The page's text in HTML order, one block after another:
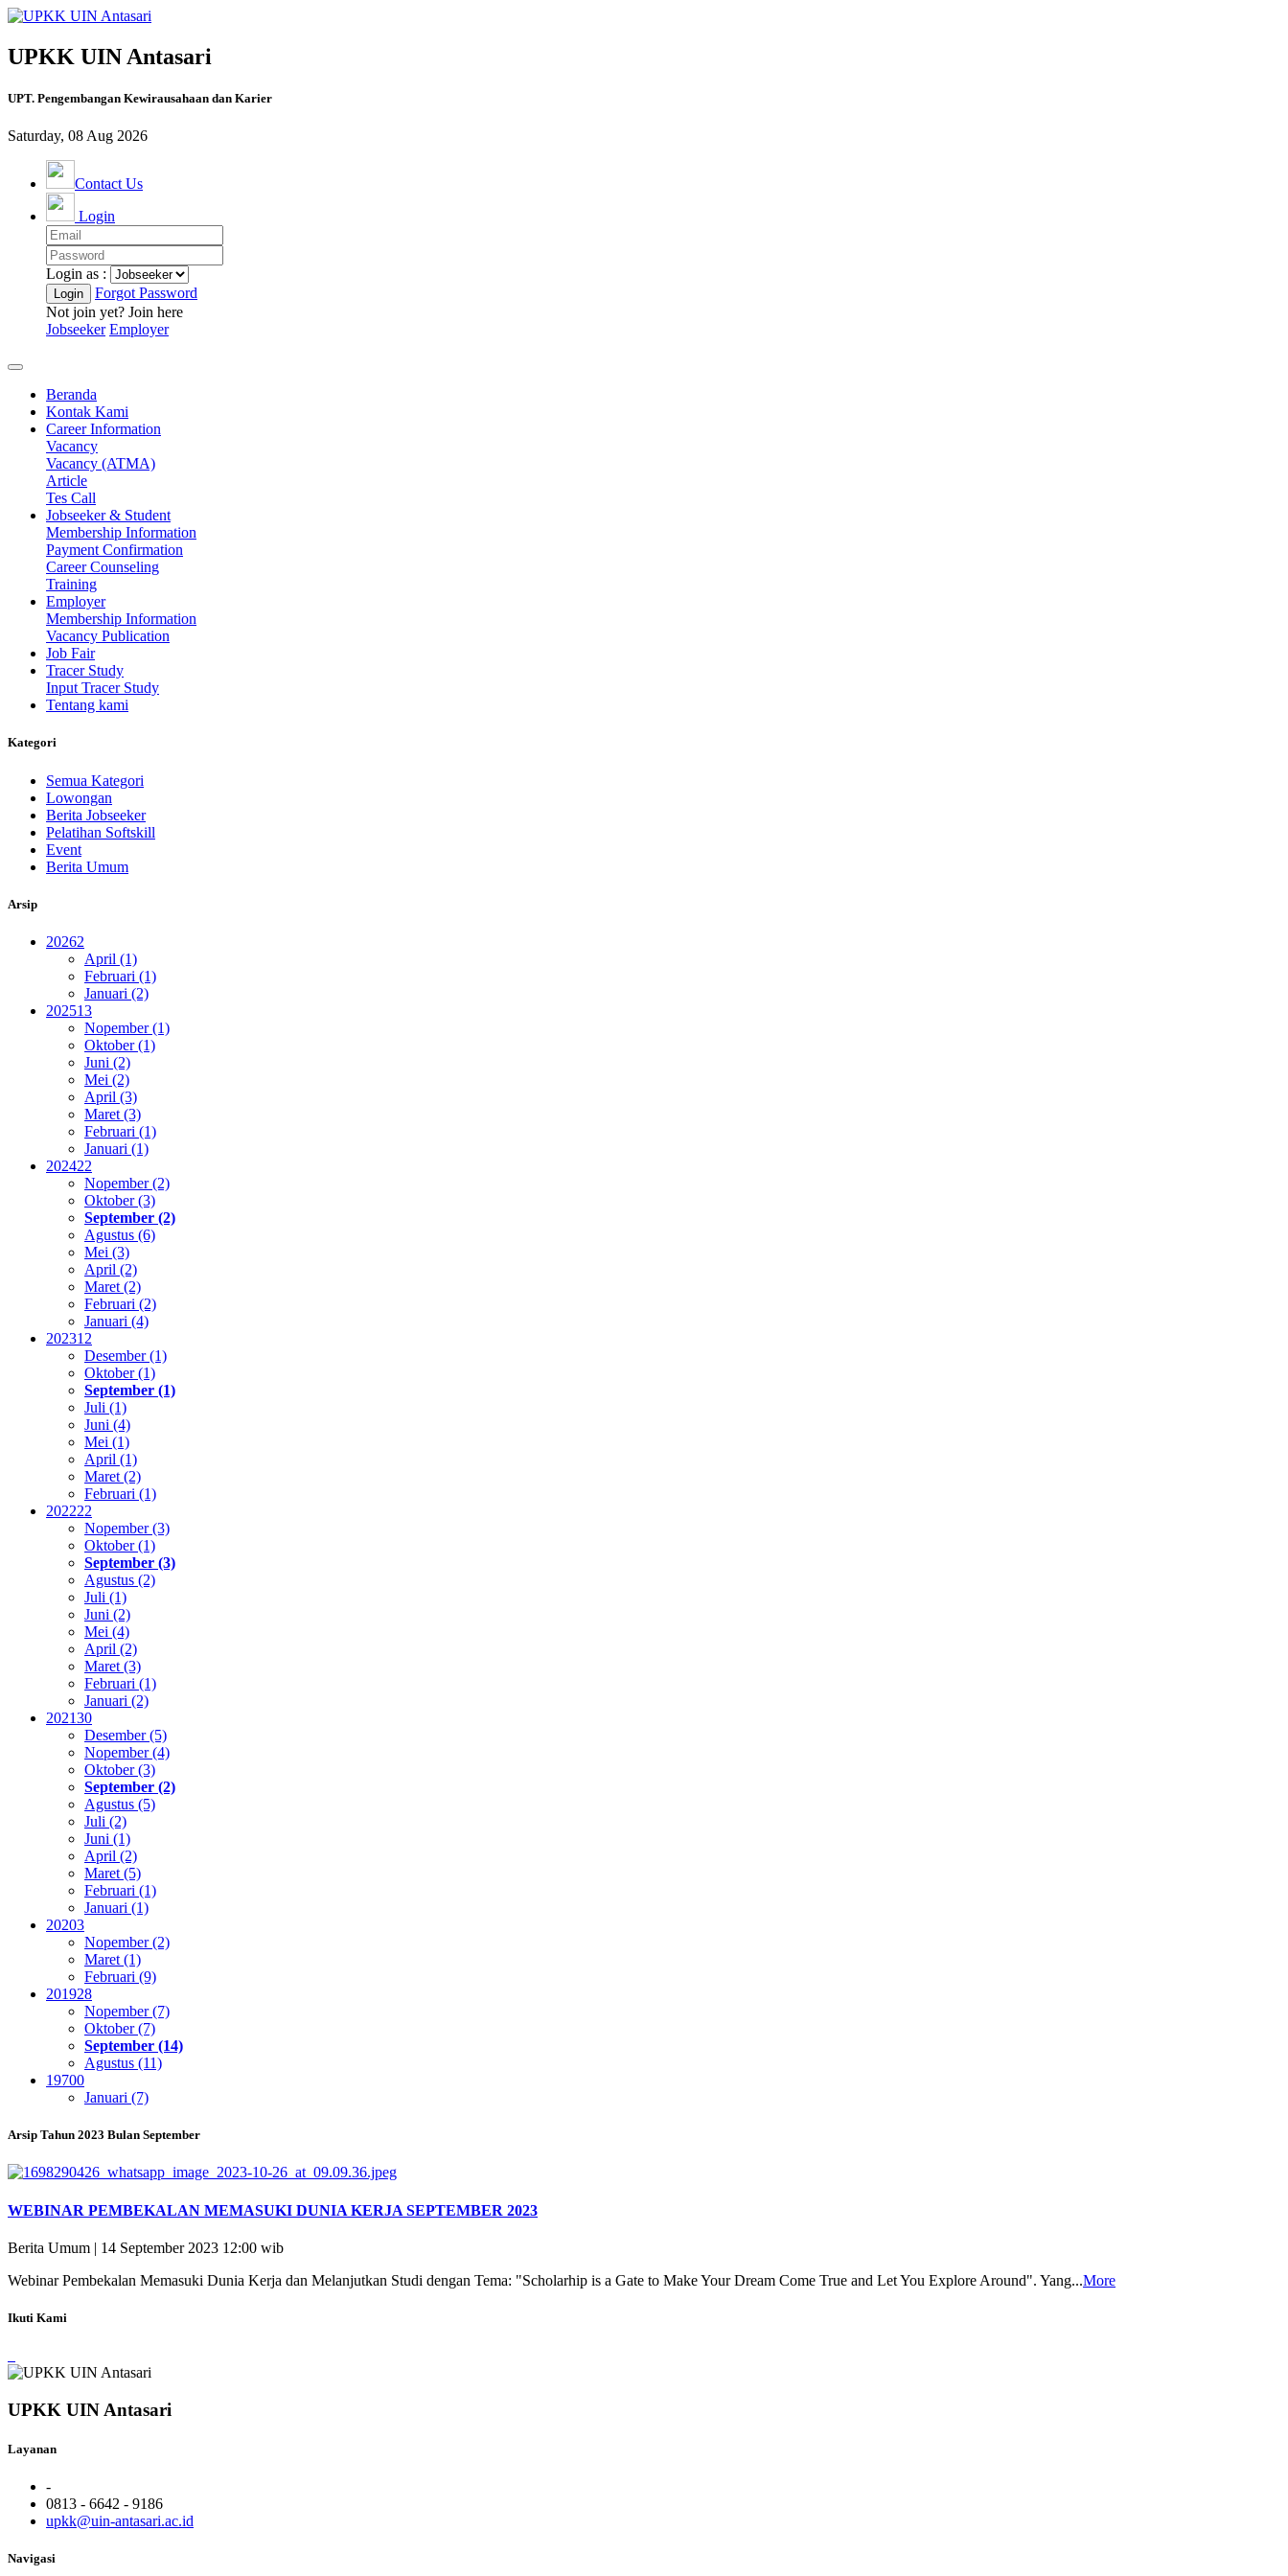
UPKK UIN Antasari
UPT. Pengembangan Kewirausahaan dan Karier
Saturday, 08 Aug 2026
Contact Us
Login
Login as :
Forgot Password
Not join yet? Join here
Jobseeker Employer
Beranda
Kontak Kami
Career Information
Vacancy
Vacancy (ATMA)
Article
Tes Call
Jobseeker & Student
Membership Information
Payment Confirmation
Career Counseling
Training
Employer
Membership Information
Vacancy Publication
Job Fair
Tracer Study
Input Tracer Study
Tentang kami
Kategori
Semua Kategori
Lowongan
Berita Jobseeker
Pelatihan Softskill
Event
Berita Umum
Arsip
20262
April (1)
Februari (1)
Januari (2)
202513
Nopember (1)
Oktober (1)
Juni (2)
Mei (2)
April (3)
Maret (3)
Februari (1)
Januari (1)
202422
Nopember (2)
Oktober (3)
September (2)
Agustus (6)
Mei (3)
April (2)
Maret (2)
Februari (2)
Januari (4)
202312
Desember (1)
Oktober (1)
September (1)
Juli (1)
Juni (4)
Mei (1)
April (1)
Maret (2)
Februari (1)
202222
Nopember (3)
Oktober (1)
September (3)
Agustus (2)
Juli (1)
Juni (2)
Mei (4)
April (2)
Maret (3)
Februari (1)
Januari (2)
202130
Desember (5)
Nopember (4)
Oktober (3)
September (2)
Agustus (5)
Juli (2)
Juni (1)
April (2)
Maret (5)
Februari (1)
Januari (1)
20203
Nopember (2)
Maret (1)
Februari (9)
201928
Nopember (7)
Oktober (7)
September (14)
Agustus (11)
19700
Januari (7)
Arsip Tahun 2023 Bulan September
WEBINAR PEMBEKALAN MEMASUKI DUNIA KERJA SEPTEMBER 2023
Berita Umum | 14 September 2023 12:00 wib
Webinar Pembekalan Memasuki Dunia Kerja dan Melanjutkan Studi dengan Tema: "Scholarhip is a Gate to Make Your Dream Come True and Let You Explore Around". Yang...More
Ikuti Kami
UPKK UIN Antasari
Layanan
-
0813 - 6642 - 9186
upkk@uin-antasari.ac.id
Navigasi